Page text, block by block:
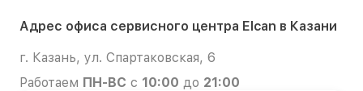
Адрес офиса сервисного центра Elcan в Казани
г. Казань, ул. Спартаковская, 6
Работаем ПН-ВС с 10:00 до 21:00